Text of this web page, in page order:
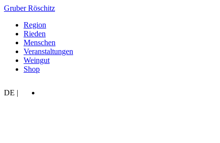
Gruber Röschitz
Region
Rieden
Menschen
Veranstaltungen
Weingut
Shop
DE